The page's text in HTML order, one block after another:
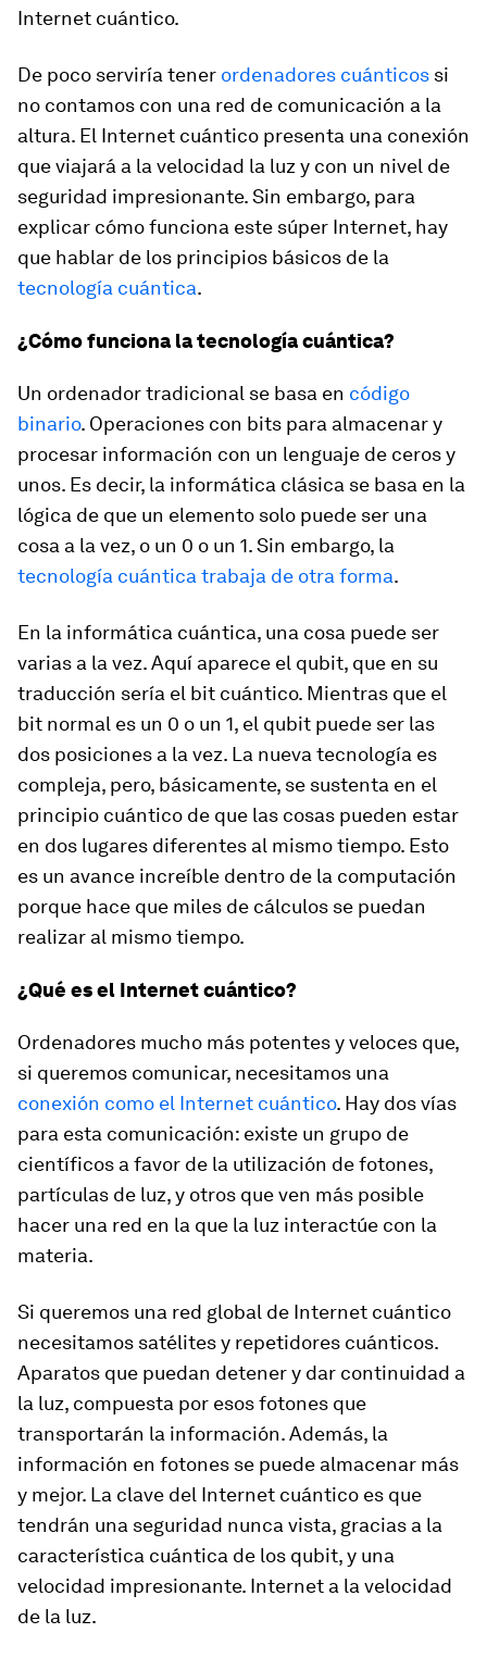
Internet cuántico.
De poco serviría tener ordenadores cuánticos si
no contamos con una red de comunicación a la
altura. El Internet cuántico presenta una conexión
que viajará a la velocidad la luz y con un nivel de
seguridad impresionante. Sin embargo, para
explicar cómo funciona este súper Internet, hay
que hablar de los principios básicos de la
tecnología cuántica.
¿Cómo funciona la tecnología cuántica?
Un ordenador tradicional se basa en código
binario. Operaciones con bits para almacenar y
procesar información con un lenguaje de ceros y
unos. Es decir, la informática clásica se basa en la
lógica de que un elemento solo puede ser una
cosa a la vez, o un 0 o un 1. Sin embargo, la
tecnología cuántica trabaja de otra forma.
En la informática cuántica, una cosa puede ser
varias a la vez. Aquí aparece el qubit, que en su
traducción sería el bit cuántico. Mientras que el
bit normal es un 0 o un 1, el qubit puede ser las
dos posiciones a la vez. La nueva tecnología es
compleja, pero, básicamente, se sustenta en el
principio cuántico de que las cosas pueden estar
en dos lugares diferentes al mismo tiempo. Esto
es un avance increíble dentro de la computación
porque hace que miles de cálculos se puedan
realizar al mismo tiempo.
¿Qué es el Internet cuántico?
Ordenadores mucho más potentes y veloces que,
si queremos comunicar, necesitamos una
conexión como el Internet cuántico. Hay dos vías
para esta comunicación: existe un grupo de
científicos a favor de la utilización de fotones,
partículas de luz, y otros que ven más posible
hacer una red en la que la luz interactúe con la
materia.
Si queremos una red global de Internet cuántico
necesitamos satélites y repetidores cuánticos.
Aparatos que puedan detener y dar continuidad a
la luz, compuesta por esos fotones que
transportarán la información. Además, la
información en fotones se puede almacenar más
y mejor. La clave del Internet cuántico es que
tendrán una seguridad nunca vista, gracias a la
característica cuántica de los qubit, y una
velocidad impresionante. Internet a la velocidad
de la luz.